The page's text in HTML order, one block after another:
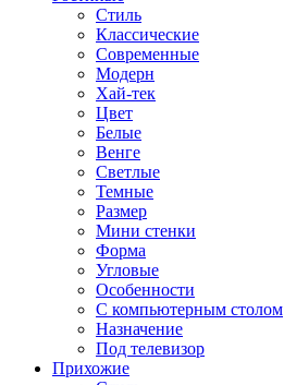
Стиль
Классические
Современные
Модерн
Хай-тек
Цвет
Белые
Венге
Светлые
Темные
Размер
Мини стенки
Форма
Угловые
Особенности
С компьютерным столом
Назначение
Под телевизор
Прихожие